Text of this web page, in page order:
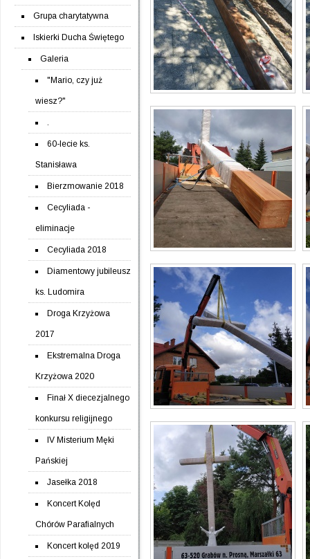
Grupa charytatywna
Iskierki Ducha Świętego
Galeria
"Mario, czy już
wiesz?"
.
60-lecie ks.
Stanisława
Bierzmowanie 2018
Cecyliada -
eliminacje
Cecyliada 2018
Diamentowy jubileusz
ks. Ludomira
Droga Krzyżowa
2017
Ekstremalna Droga
Krzyżowa 2020
Finał X diecezjalnego
konkursu religijnego
IV Misterium Męki
Pańskiej
Jasełka 2018
Koncert Kolęd
Chórów Parafialnych
Koncert kolęd 2019